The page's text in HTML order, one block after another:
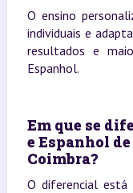
O ensino
individuais e
resultados e
Espanhol.
Em que se
e Espanhol
Coimbra?
O diferencial está